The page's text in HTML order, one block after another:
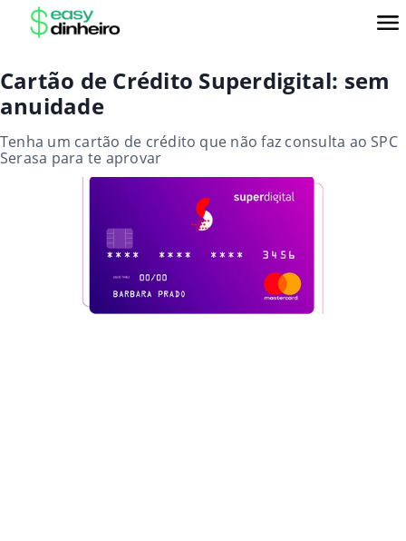
Cartão de Crédito Superdigital: sem
anuidade
Tenha um cartão de crédito que não faz consulta ao SPC
Serasa para te aprovar